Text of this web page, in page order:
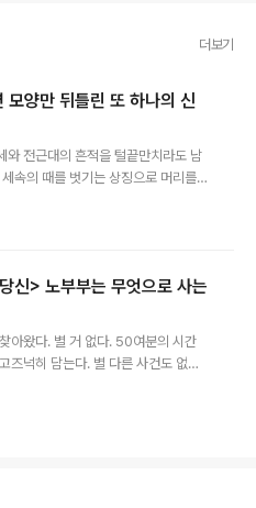
더보기
양만 뒤틀린 또 하나의 신
와 전근대의 흔적을 털끝만치라도 남
속의 때를 벗기는 상징으로 머리를
고자 한다. 그것이 건축으로 가면,
라간다. 하지만 그녀가 뛰어 올라가는
차곡차곡 쌓인 층계만이 있을 뿐이
주인님 방 역시 앙상하긴 마찬가지
신> 노부부는 무엇으로 사는
아왔다. 별 거 없다. 50여분의 시간
즈넉히 담는다. 별 다른 사건도 없다.
가 시작된다. 그런데, 보고 있으면
도 강릉 성산면에 사는 70년을 살면